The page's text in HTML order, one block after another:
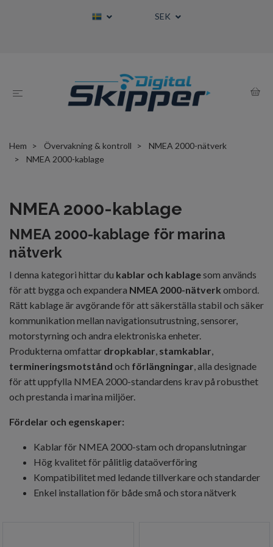
SEK
Hem Övervakning & kontroll
NMEA 2000-nätverk
NMEA 2000-kablage
NMEA 2000-kablage
NMEA 2000-kablage för marina
nätverk
I denna kategori hittar du kablar och kablagesom används
för att bygga och expandera NMEA 2000-nätverk ombord.
Rätt kablage är avgörande för att säkerställa stabil och säker
kommunikation mellan navigationsutrustning, sensorer,
motorstyrning och andra elektroniska enheter.
Produkterna omfattar dropkablar, stamkablar,
termineringsmotstånd och förlängningar, alla designade
för att uppfylla NMEA 2000-standardens krav på robusthet
och prestanda i marina miljöer.
Fördelar och egenskaper:
Kablar för NMEA 2000-stam och dropanslutningar
Hög kvalitet för pålitlig dataöverföring
Kompatibilitet med ledande tillverkare och standarder
Enkel installation för både små och stora nätverk